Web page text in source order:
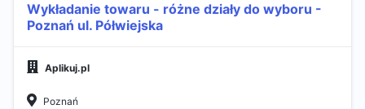
Wykładanie towaru - różne działy do wyboru -
Poznań ul. Półwiejska
Aplikuj.pl
Poznań